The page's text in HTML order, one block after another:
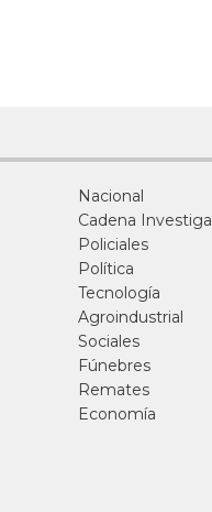
Nacional
Cadena Investiga
Policiales
Política
Tecnología
Agroindustrial
Sociales
Fúnebres
Remates
Economía